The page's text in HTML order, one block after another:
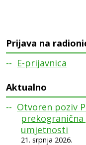
Prijava na
E-prijavnica
Aktualno
Otvoren poziv
umjetnosti
21. srpnja 2026.